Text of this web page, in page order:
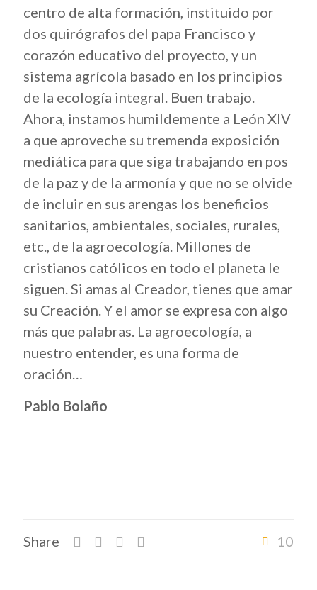
centro de alta formación, instituido por
dos quirógrafos del papa Francisco y
corazón educativo del proyecto, y un
sistema agrícola basado en los principios
de la ecología integral. Buen trabajo.
Ahora, instamos humildemente a León XIV
a que aproveche su tremenda exposición
mediática para que siga trabajando en pos
de la paz y de la armonía y que no se olvide
de incluir en sus arengas los beneficios
sanitarios, ambientales, sociales, rurales,
etc., de la agroecología. Millones de
cristianos católicos en todo el planeta le
siguen. Si amas al Creador, tienes que amar
su Creación. Y el amor se expresa con algo
más que palabras. La agroecología, a
nuestro entender, es una forma de
oración…
Pablo Bolaño
Share 10